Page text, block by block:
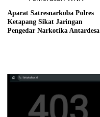
Aparat Satresnarkoba Polres
Ketapang Sikat Jaringan
Pengedar Narkotika Antardesa